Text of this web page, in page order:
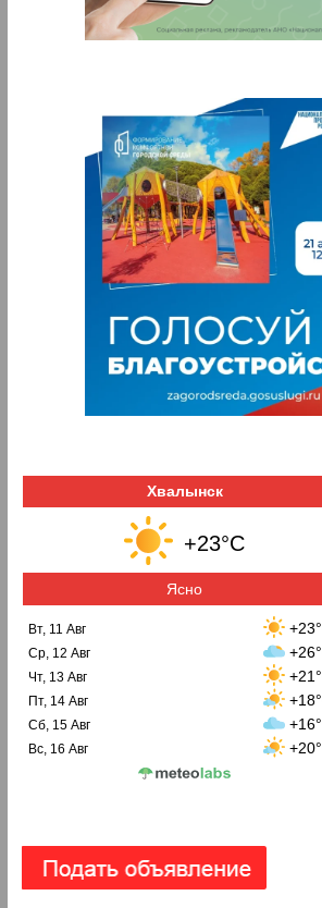
Хвалынск
+23°C
Ясно
Вт, 11 Авг
Ср, 12 Авг
Чт, 13 Авг
Пт, 14 Авг
Сб, 15 Авг
Вс, 16 Авг